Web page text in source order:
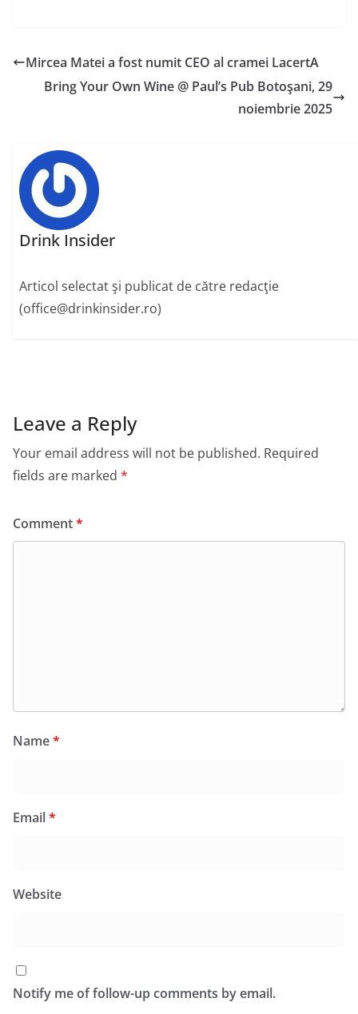
Mircea Matei a fost numit CEO al cramei LacertA
Bring Your Own Wine @ Paul’s Pub Botoşani, 29
noiembrie 2025
Drink Insider
Articol selectat şi publicat de către redacţie
(office@drinkinsider.ro)
Leave a Reply
Your email address will not be published. Required
fields are marked *
Comment*
Name*
Email*
Website
Notify me of follow-up comments by email.